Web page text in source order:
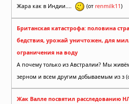
Жара как в Индии....
(от renmilk11)
Британская катастрофа: половина
бедствия, урожай уничтожен, для
ограничения на воду
А почему только из Австралии? Мы
зерном и всем другим добываемым из з
Жак Валле посвятил расследованию